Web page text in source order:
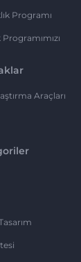
Programı
Araçları